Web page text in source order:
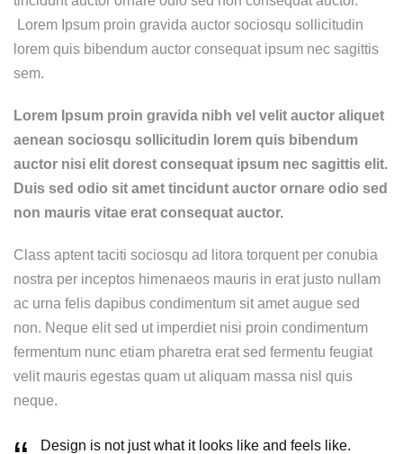
Lorem Ipsum proin gravida auctor sociosqu sollicitudin
lorem quis bibendum auctor consequat ipsum nec sagittis
sem.
Lorem Ipsum proin gravida nibh vel velit auctor aliquet
aenean sociosqu sollicitudin lorem quis bibendum
auctor nisi elit dorest consequat ipsum nec sagittis elit.
Duis sed odio sit amet tincidunt auctor ornare odio sed
non mauris vitae erat consequat auctor.
Class aptent taciti sociosqu ad litora torquent per conubia
nostra per inceptos himenaeos mauris in erat justo nullam
ac urna felis dapibus condimentum sit amet augue sed
non. Neque elit sed ut imperdiet nisi proin condimentum
fermentum nunc etiam pharetra erat sed fermentu feugiat
velit mauris egestas quam ut aliquam massa nisl quis
neque.
Design is not just what it looks like and feels like.